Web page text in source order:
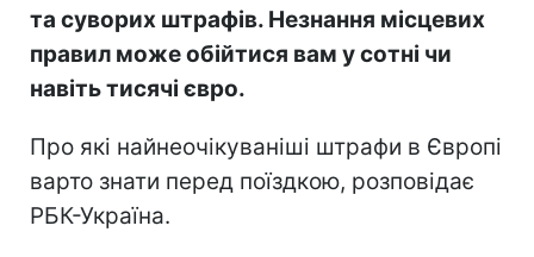
та суворих штрафів. Незнання місцевих
правил може обійтися вам у сотні чи
навіть тисячі євро.
Про які найнеочікуваніші штрафи в Європі
варто знати перед поїздкою, розповідає
РБК-Україна.